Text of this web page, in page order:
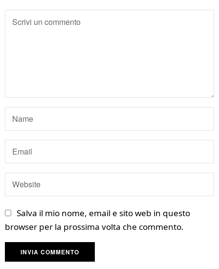
Salva il mio nome, email e sito web in questo
browser per la prossima volta che commento.